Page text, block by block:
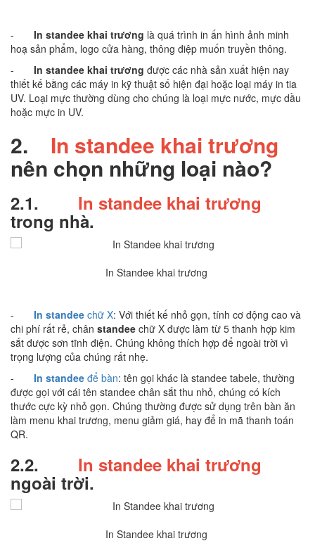
- In standee khai trương là quá trình in ấn hình ảnh minh
hoạ sản phẩm, logo cửa hàng, thông điệp muốn truyền thông.
- In standee khai trương được các nhà sản xuất hiện nay
thiết kế bằng các máy in kỹ thuật số hiện đại hoặc loại máy in tia
UV. Loại mực thường dùng cho chúng là loại mực nước, mực dầu
hoặc mực in UV.
2. In standee khai trương
nên chọn những loại nào?
2.1. In standee khai trương
trong nhà.
In Standee khai trương
- In standee chữ X: Với thiết kế nhỏ gọn, tính cơ động cao và
chi phí rất rẻ, chân standee chữ X được làm từ 5 thanh hợp kim
sắt được sơn tĩnh điện. Chúng không thích hợp để ngoài trời vì
trọng lượng của chúng rất nhẹ.
- In standee để bàn: tên gọi khác là standee tabele, thường
được gọi với cái tên standee chân sắt thu nhỏ, chúng có kích
thước cực kỳ nhỏ gọn. Chúng thường được sử dụng trên bàn ăn
làm menu khai trương, menu giảm giá, hay để in mã thanh toán
QR.
2.2. In standee khai trương
ngoài trời.
In Standee khai trương